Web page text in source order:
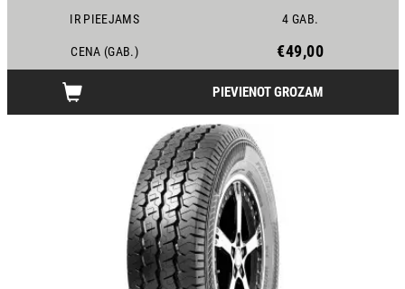
IR PIEEJAMS 4 GAB.
CENA (GAB.) €49,00
PIEVIENOT GROZAM